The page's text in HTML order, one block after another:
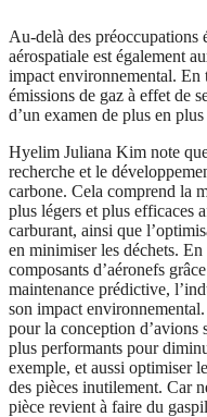
Au-delà des préoccupations
aérospatiale est également
impact environnemental.
émissions de gaz à effet de
d’un examen de plus en
Hyelim Juliana Kim note
recherche et le
carbone. Cela comprend la
plus légers et plus efficaces
carburant, ainsi que
en minimiser les déchets.
composants d’aéronefs
maintenance prédictive,
son impact
pour la conception d’avions
plus performants pour
exemple, et aussi optimiser
des pièces inutilement. Car
pièce revient à faire du